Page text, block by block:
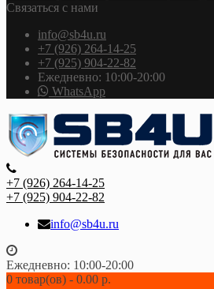
Связаться с нами
info@sb4u.ru
+7 (926) 264-14-25
+7 (925) 904-22-82
Ежедневно: 10:00-20:00
WhatsApp
+7 (926) 264-14-25
+7 (925) 904-22-82
info@sb4u.ru
Ежедневно: 10:00-20:00
0 товар(ов) - 0.00 р.